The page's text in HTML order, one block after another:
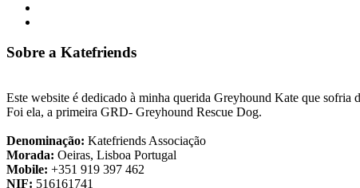
Sobre a Katefriends
Este website é dedicado à minha querida Greyhound Kate que sofria
Foi ela, a primeira GRD- Greyhound Rescue Dog.
Denominação: Katefriends Associação
Morada: Oeiras, Lisboa Portugal
Mobile: +351 919 397 462
NIF: 516161741